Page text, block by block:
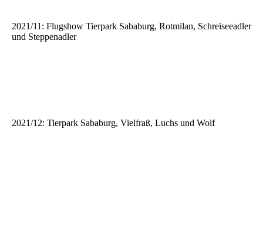
2021/11: Flugshow Tierpark Sababurg, Rotmilan, Schreiseeadler
und Steppenadler
2021/12: Tierpark Sababurg, Vielfraß, Luchs und Wolf